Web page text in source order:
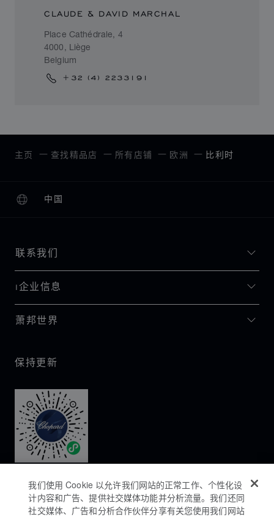
CLAUDE & DAVID MARCHAL
Place Cathédrale, 4
4000, Liège
Belgium
+32 (4) 2233191
主页 查找精品店 所有店铺 欧洲 比利时
中国
本地化（更改国家/地区）
更改国家/地区
联系我们
I企业信息
萧邦世界
保持更新
我们使用 Cookie 以允许我们网站的正常工作、个性化设
计内容和广告、提供社交媒体功能并分析流量。我们还同
社交媒体、广告和分析合作伙伴分享有关您使用我们网站